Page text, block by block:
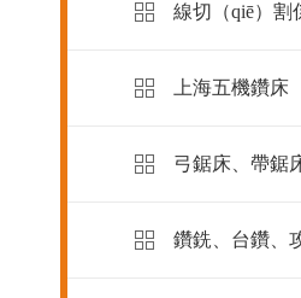
線切（qiē）割
上海五機鑽床
弓鋸床、帶鋸
鑽銑、台鑽、